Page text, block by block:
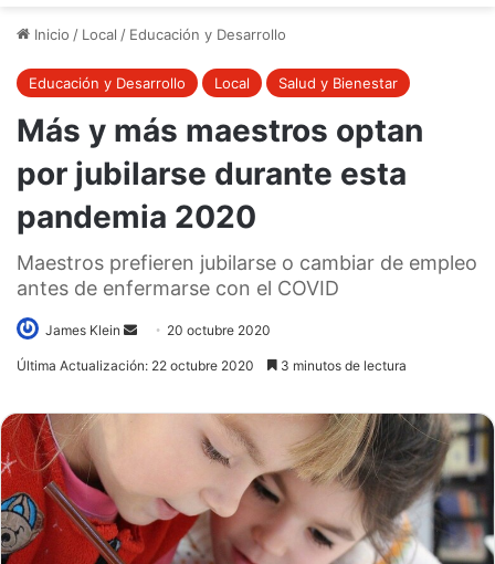
Inicio / Local / Educación y Desarrollo
Educación y Desarrollo Local Salud y Bienestar
Más y más maestros optan
por jubilarse durante esta
pandemia 2020
Maestros prefieren jubilarse o cambiar de empleo
antes de enfermarse con el COVID
James Klein
Send 20 octubre 2020
Última Actualización: 22 octubre 2020 3 minutos de lectura